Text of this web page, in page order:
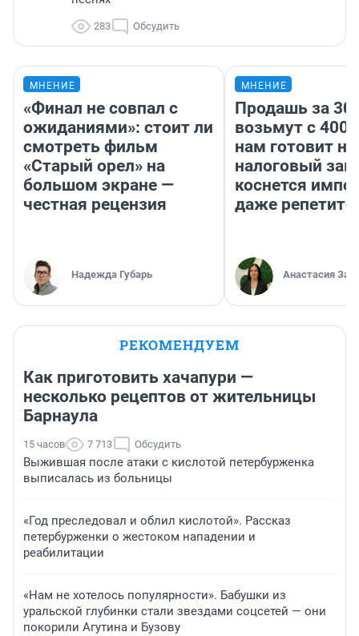
283 Обсудить
МНЕНИЕ
«Финал не совпал с
ожиданиями»: стоит ли
смотреть фильм
«Старый орел» на
большом экране —
честная рецензия
Надежда Губарь
МНЕНИЕ
Продашь за
возьмут с
нам готовит
налоговый
коснется
даже
Анастасия
РЕКОМЕНДУЕМ
Как приготовить хачапури —
несколько рецептов от жительницы
Барнаула
15 часов 7 713 Обсудить
Выжившая после атаки с кислотой петербурженка
выписалась из больницы
«Год преследовал и облил кислотой». Рассказ
петербурженки о жестоком нападении и
реабилитации
«Нам не хотелось популярности». Бабушки из
уральской глубинки стали звездами соцсетей — они
покорили Агутина и Бузову